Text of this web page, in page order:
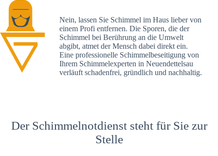
Nein, lassen Sie Schimmel im Haus lieber von
einem Profi entfernen. Die Sporen, die der
Schimmel bei Berührung an die Umwelt
abgibt, atmet der Mensch dabei direkt ein.
Eine professionelle Schimmelbeseitigung von
Ihrem Schimmelexperten in Neuendettelsau
verläuft schadenfrei, gründlich und nachhaltig.
Der Schimmelnotdienst steht für Sie zur
Stelle